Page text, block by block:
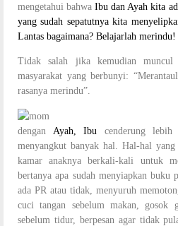
mengetahui bahwa Ibu dan Ayah kita
yang sudah sepatutnya kita
Lantas bagaimana? Belajarlah merindu!
Tidak salah jika kemudian
masyarakat yang berbunyi:
rasanya merindu”.
dengan Ayah Ibu cenderung lebih
menyangkut banyak hal. Hal-hal
kamar anaknya berkali-kali untuk
bertanya apa sudah menyiapkan buku
ada PR atau tidak, menyuruh
cuci tangan sebelum makan,
sebelum tidur, berpesan agar tidak